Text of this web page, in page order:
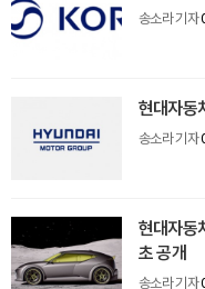
송소라 기자
현대자동
송소라 기자
현대자동
초 공개
송소라 기자